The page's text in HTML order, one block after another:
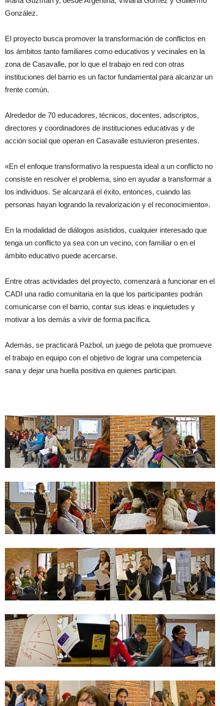
González.
El proyecto busca promover la transformación de conflictos en
los ámbitos tanto familiares como educativos y vecinales en la
zona de Casavalle, por lo que el trabajo en red con otras
instituciones del barrio es un factor fundamental para alcanzar un
frente común.
Alrededor de 70 educadores, técnicos, docentes, adscriptos,
directores y coordinadores de instituciones educativas y de
acción social que operan en Casavalle estuvieron presentes.
«En el enfoque transformativo la respuesta ideal a un conflicto no
consiste en resolver el problema, sino en ayudar a transformar a
los individuos. Se alcanzará el éxito, entonces, cuando las
personas hayan logrando la revalorización y el reconocimiento».
En la modalidad de diálogos asistidos, cualquier interesado que
tenga un conflicto ya sea con un vecino, con familiar o en el
ámbito educativo puede acercarse.
Entre otras actividades del proyecto, comenzará a funcionar en el
CADI una radio comunitaria en la que los participantes podrán
comunicarse con el barrio, contar sus ideas e inquietudes y
motivar a los demás a vivir de forma pacífica.
Además, se practicará Pazbol, un juego de pelota que promueve
el trabajo en equipo con el objetivo de lograr una competencia
sana y dejar una huella positiva en quienes participan.